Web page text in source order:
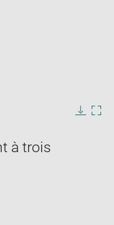
à trois